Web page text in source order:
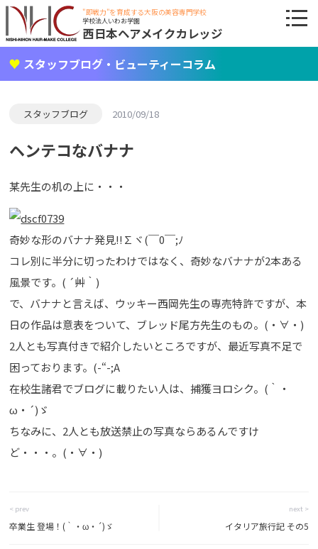
"即戦力"を育成する大阪の美容専門学校
学校法人いわお学園
西日本ヘアメイクカレッジ
スタッフブログ・ビューティーコラム
スタッフブログ 2010/09/18
ヘンテコなバナナ
某先生の机の上に・・・
奇妙な形のバナナ発見!!∑ヾ(￣0￣;ﾉ
コレ別に半分に切ったわけではなく、奇妙なバナナが2本ある
風景です。( ´艸｀)
で、バナナと言えば、ウッキー西岡先生の専売特許ですが、本
日の作品は意表をついて、ブレッド尾方先生のもの。(・∀・)
2人とも写真付きで紹介したいところですが、最近写真不足で
困っております。(-“-;A
在校生諸君でブログに載りたい人は、捕獲ヨロシク。(｀・
ω・´)ゞ
ちなみに、2人とも放送禁止の写真ならあるんですけ
ど・・・。(・∀・)
< prev
卒業生 登場！(｀・ω・´)ゞ
next >
イタリア旅行記 その5